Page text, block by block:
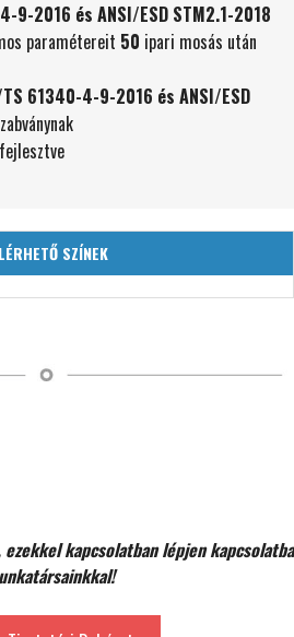
9-2016 és ANSI/ESD STM2.1-2018
paramétereit 50 ipari mosás után
61340-4-9-2016 és ANSI/ESD
SZÍNEK
kapcsolatban lépjen kapcsolatba